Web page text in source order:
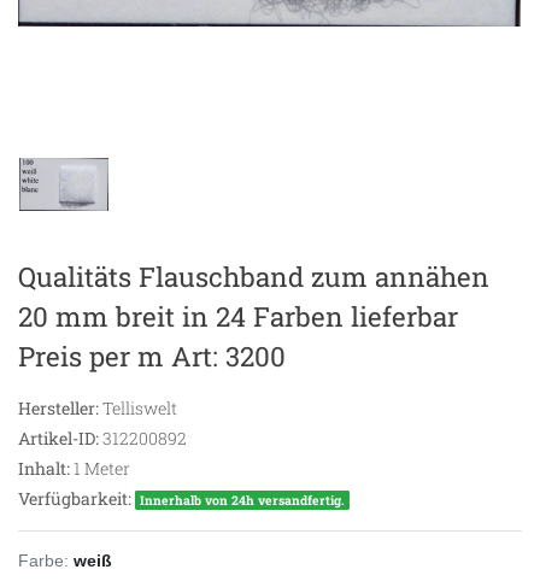
Qualitäts Flauschband zum annähen
20 mm breit in 24 Farben lieferbar
Preis per m Art: 3200
Hersteller:Telliswelt
Artikel-ID:312200892
Inhalt:1 Meter
Verfügbarkeit: Innerhalb von 24h versandfertig.
Farbe: weiß